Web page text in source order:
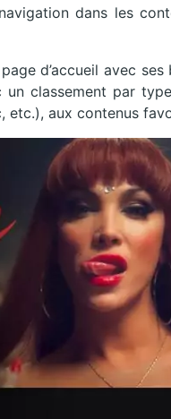
dans les
d’accueil avec
classement par
aux contenus